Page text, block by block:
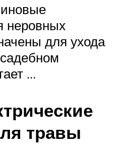
неровных
для ухода
…
травы